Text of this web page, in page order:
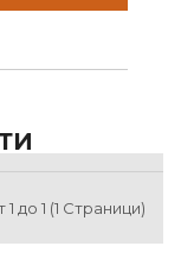
до 1 (1 Страници)